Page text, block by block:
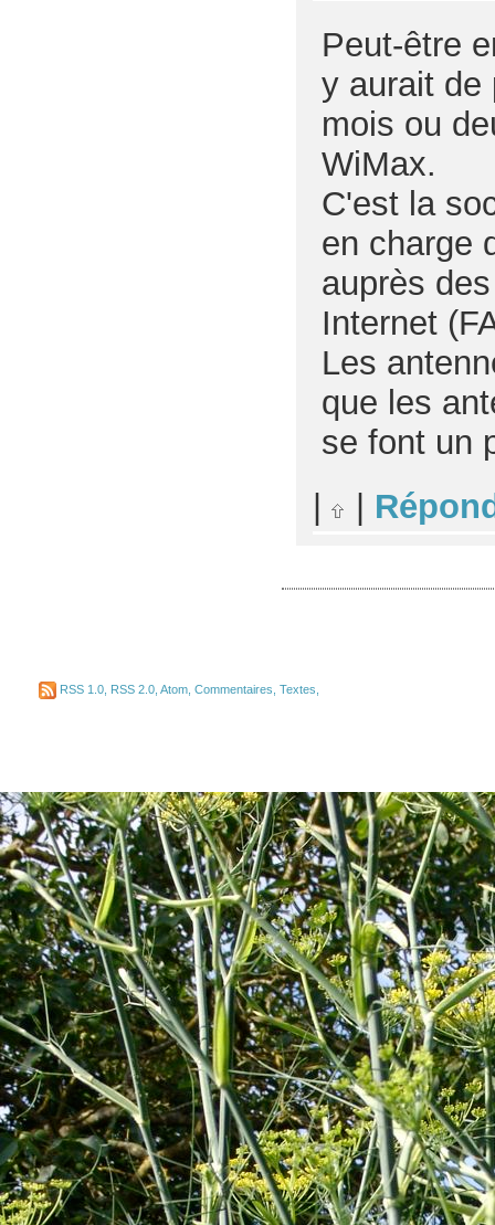
Peut-être
y aurait de
mois ou
WiMax.
C'est la
en charge
auprès
Internet
Les
que les
se font un
|
|
RSS 1.0 RSS 2.0 Atom Commentaires Textes